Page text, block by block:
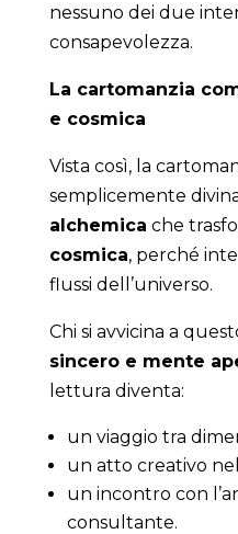
nessuno dei due
consapevolezza.
La cartomanzia
e cosmica
Vista così, la
semplicemente
alchemica che
cosmica, perché
flussi dell’universo.
Chi si avvicina a
sincero e mente
lettura diventa:
un viaggio tra
un atto creativo
un incontro con
consultante.